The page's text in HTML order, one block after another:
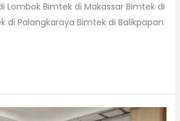
Lombok Bimtek di Makassar Bimtek di
di Palangkaraya Bimtek di Balikpapan